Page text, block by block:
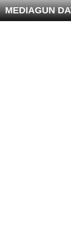
MEDIAGUN